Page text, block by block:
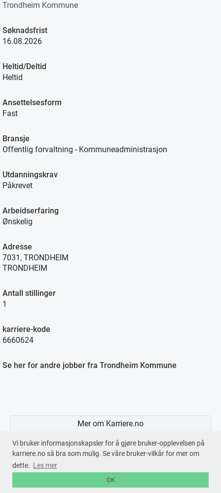
Vi bruker informasjonskapsler for å gjøre bruker-opplevelsen på
karriere.no så bra som mulig. Se våre bruker-vilkår for mer om
dette. Les mer
OK
Trondheim Kommune
Søknadsfrist
16.08.2026
Heltid/Deltid
Heltid
Ansettelsesform
Fast
Bransje
Offentlig forvaltning - Kommuneadministrasjon
Utdanningskrav
Påkrevet
Arbeidserfaring
Ønskelig
Adresse
7031, TRONDHEIM
TRONDHEIM
Antall stillinger
1
karriere-kode
6660624
Se her for andre jobber fra Trondheim Kommune
Mer om Karriere.no
Karriere.no